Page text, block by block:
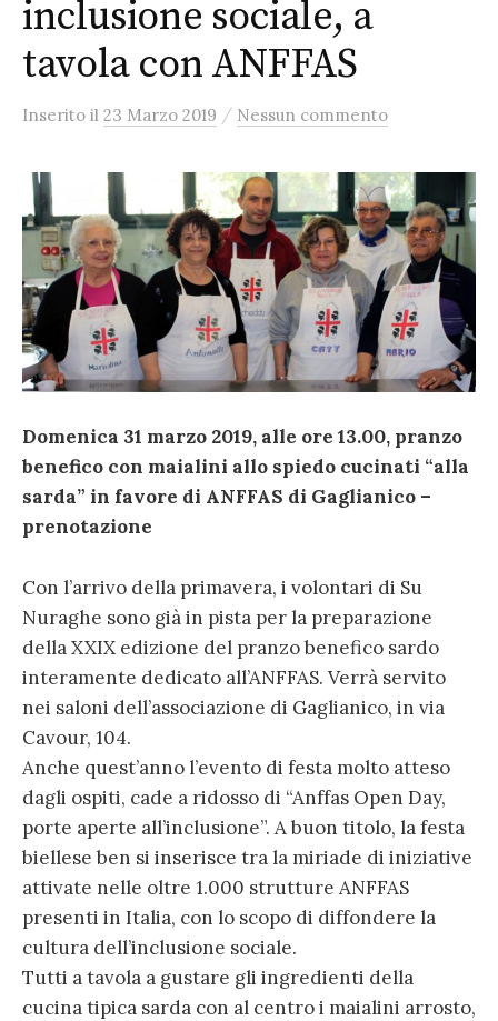
inclusione sociale, a
tavola con ANFFAS
Inserito il 23 Marzo 2019 / Nessun commento
Domenica 31 marzo 2019, alle ore 13.00, pranzo
benefico con maialini allo spiedo cucinati “alla
sarda” in favore di ANFFAS di Gaglianico –
prenotazione
Con l’arrivo della primavera, i volontari di Su
Nuraghe sono già in pista per la preparazione
della XXIX edizione del pranzo benefico sardo
interamente dedicato all’ANFFAS. Verrà servito
nei saloni dell’associazione di Gaglianico, in via
Cavour, 104.
Anche quest’anno l’evento di festa molto atteso
dagli ospiti, cade a ridosso di “Anffas Open Day,
porte aperte all’inclusione”. A buon titolo, la festa
biellese ben si inserisce tra la miriade di iniziative
attivate nelle oltre 1.000 strutture ANFFAS
presenti in Italia, con lo scopo di diffondere la
cultura dell’inclusione sociale.
Tutti a tavola a gustare gli ingredienti della
cucina tipica sarda con al centro i maialini arrosto,